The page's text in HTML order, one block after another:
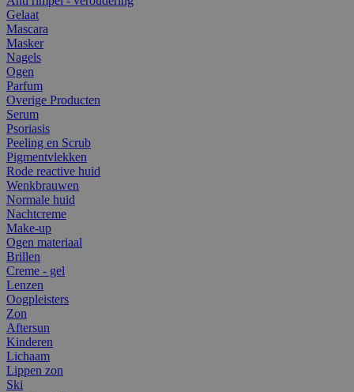
Gelaat
Mascara
Masker
Nagels
Ogen
Parfum
Overige Producten
Serum
Psoriasis
Peeling en Scrub
Pigmentvlekken
Rode reactive huid
Wenkbrauwen
Normale huid
Nachtcreme
Make-up
Ogen materiaal
Brillen
Creme - gel
Lenzen
Oogpleisters
Zon
Aftersun
Kinderen
Lichaam
Lippen zon
Ski